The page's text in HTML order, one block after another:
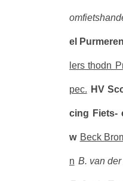
el
lers thodn
pec. HV
cing Fiets-
w Beck
n B. van